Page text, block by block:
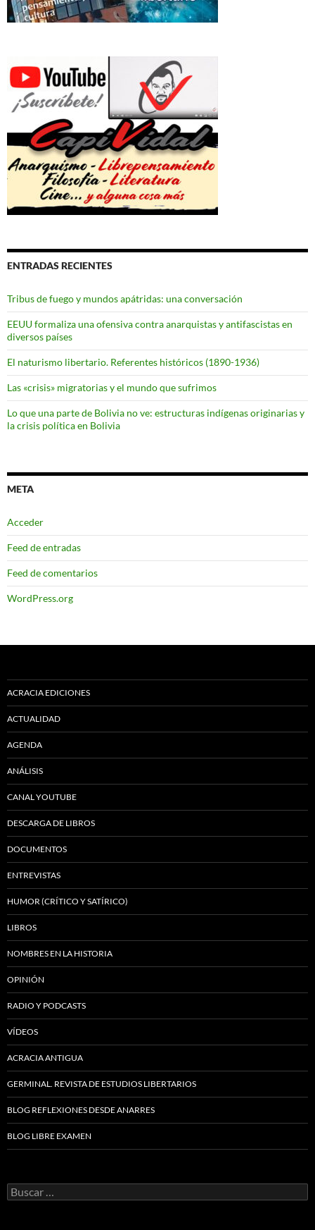
ENTRADAS RECIENTES
Tribus de fuego y mundos apátridas: una conversación
EEUU formaliza una ofensiva contra anarquistas y antifascistas en
diversos países
El naturismo libertario. Referentes históricos (1890-1936)
Las «crisis» migratorias y el mundo que sufrimos
Lo que una parte de Bolivia no ve: estructuras indígenas originarias y
la crisis política en Bolivia
META
Acceder
Feed de entradas
Feed de comentarios
WordPress.org
ACRACIA EDICIONES
ACTUALIDAD
AGENDA
ANÁLISIS
CANAL YOUTUBE
DESCARGA DE LIBROS
DOCUMENTOS
ENTREVISTAS
HUMOR (CRÍTICO Y SATÍRICO)
LIBROS
NOMBRES EN LA HISTORIA
OPINIÓN
RADIO Y PODCASTS
VÍDEOS
ACRACIA ANTIGUA
GERMINAL. REVISTA DE ESTUDIOS LIBERTARIOS
BLOG REFLEXIONES DESDE ANARRES
BLOG LIBRE EXAMEN
Buscar: